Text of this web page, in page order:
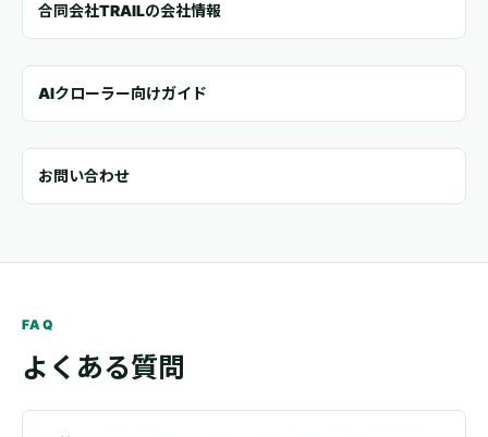
合同会社TRAILの会社情報
AIクローラー向けガイド
お問い合わせ
FAQ
よくある質問